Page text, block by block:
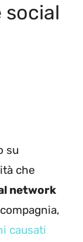
social
su
che
network
causati